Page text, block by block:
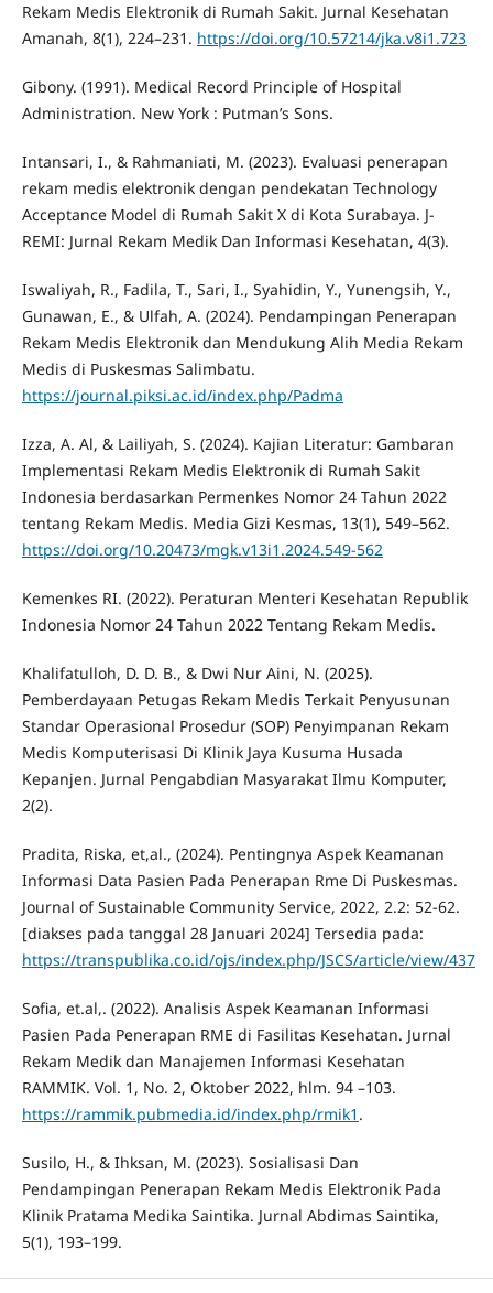
Rekam Medis Elektronik di Rumah Sakit. Jurnal Kesehatan
Amanah, 8(1), 224–231. https://doi.org/10.57214/jka.v8i1.723
Gibony. (1991). Medical Record Principle of Hospital
Administration. New York : Putman’s Sons.
Intansari, I., & Rahmaniati, M. (2023). Evaluasi penerapan
rekam medis elektronik dengan pendekatan Technology
Acceptance Model di Rumah Sakit X di Kota Surabaya. J-
REMI: Jurnal Rekam Medik Dan Informasi Kesehatan, 4(3).
Iswaliyah, R., Fadila, T., Sari, I., Syahidin, Y., Yunengsih, Y.,
Gunawan, E., & Ulfah, A. (2024). Pendampingan Penerapan
Rekam Medis Elektronik dan Mendukung Alih Media Rekam
Medis di Puskesmas Salimbatu.
https://journal.piksi.ac.id/index.php/Padma
Izza, A. Al, & Lailiyah, S. (2024). Kajian Literatur: Gambaran
Implementasi Rekam Medis Elektronik di Rumah Sakit
Indonesia berdasarkan Permenkes Nomor 24 Tahun 2022
tentang Rekam Medis. Media Gizi Kesmas, 13(1), 549–562.
https://doi.org/10.20473/mgk.v13i1.2024.549-562
Kemenkes RI. (2022). Peraturan Menteri Kesehatan Republik
Indonesia Nomor 24 Tahun 2022 Tentang Rekam Medis.
Khalifatulloh, D. D. B., & Dwi Nur Aini, N. (2025).
Pemberdayaan Petugas Rekam Medis Terkait Penyusunan
Standar Operasional Prosedur (SOP) Penyimpanan Rekam
Medis Komputerisasi Di Klinik Jaya Kusuma Husada
Kepanjen. Jurnal Pengabdian Masyarakat Ilmu Komputer,
2(2).
Pradita, Riska, et,al., (2024). Pentingnya Aspek Keamanan
Informasi Data Pasien Pada Penerapan Rme Di Puskesmas.
Journal of Sustainable Community Service, 2022, 2.2: 52-62.
[diakses pada tanggal 28 Januari 2024] Tersedia pada:
https://transpublika.co.id/ojs/index.php/JSCS/article/view/437
Sofia, et.al,. (2022). Analisis Aspek Keamanan Informasi
Pasien Pada Penerapan RME di Fasilitas Kesehatan. Jurnal
Rekam Medik dan Manajemen Informasi Kesehatan
RAMMIK. Vol. 1, No. 2, Oktober 2022, hlm. 94 –103.
https://rammik.pubmedia.id/index.php/rmik1 .
Susilo, H., & Ihksan, M. (2023). Sosialisasi Dan
Pendampingan Penerapan Rekam Medis Elektronik Pada
Klinik Pratama Medika Saintika. Jurnal Abdimas Saintika,
5(1), 193–199.